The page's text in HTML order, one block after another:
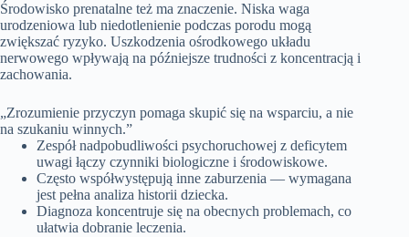
Środowisko prenatalne też ma znaczenie. Niska waga
urodzeniowa lub niedotlenienie podczas porodu mogą
zwiększać ryzyko. Uszkodzenia ośrodkowego układu
nerwowego wpływają na późniejsze trudności z koncentracją i
zachowania.
„Zrozumienie przyczyn pomaga skupić się na wsparciu, a nie
na szukaniu winnych.”
Zespół nadpobudliwości psychoruchowej z deficytem
uwagi łączy czynniki biologiczne i środowiskowe.
Często współwystępują inne zaburzenia — wymagana
jest pełna analiza historii dziecka.
Diagnoza koncentruje się na obecnych problemach, co
ułatwia dobranie leczenia.